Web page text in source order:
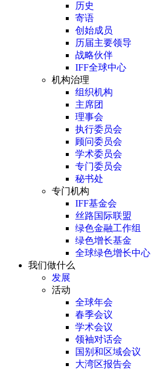
历史
寄语
创始成员
历届主要领导
战略伙伴
IFF全球中心
机构治理
组织机构
主席团
理事会
执行委员会
顾问委员会
学术委员会
专门委员会
秘书处
专门机构
IFF基金会
丝路国际联盟
绿色金融工作组
绿色增长基金
全球绿色增长中心
我们做什么
发展
活动
全球年会
春季会议
学术会议
领袖对话会
国别和区域会议
大湾区报告会